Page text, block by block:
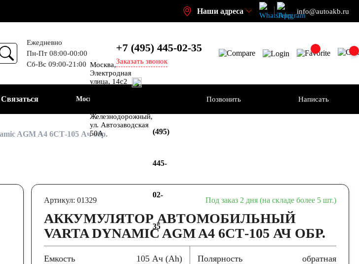
Наши адреса info@autoakb.ru
Ежедневно
Пн-Пт 08:00-00:00
Сб-Вс 09:00-21:00
+7 (495)445-02-35
Заказать звонок
Связаться Москва
Москва,
Электродная
улица, 14с2
Энтузиастов
Железнодорожный,
ул. Автозаводская
50А
(495)
445-
02-
35
Позвонить Написать
AGM A4 6СТ-105 Ач обр.
Артикул: 01329 Под заказ 2 дня (на складе более 5 шт.)
АККУМУЛЯТОР АВТОМОБИЛЬНЫЙ
VARTA DYNAMIC AGM A4 6СТ-105 АЧ ОБР.
Емкость 105 Ач (Ah) Полярность обратная